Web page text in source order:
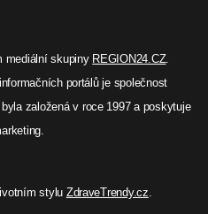
mediální skupiny REGION24.CZ.
portálů je společnost
založená v roce 1997 a poskytuje
stylu ZdraveTrendy.cz.